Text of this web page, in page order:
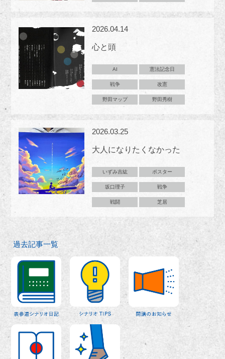
2026.04.14
心と頭
AI 憲法記念日
戦争 改憲
野田マップ 野田秀樹
2026.03.25
大人になりたくなかった
いずみ吉紘 ポスター
坂口理子 戦争
戦闘 芝居
過去記事一覧